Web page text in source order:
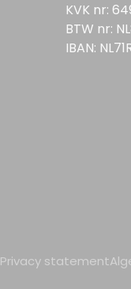
KVK nr:
BTW nr:
IBAN:
Privacy statement